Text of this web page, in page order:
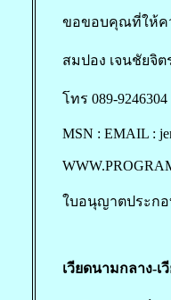
ขอขอบคุณที่ให้ค
สมปอง เจนชัยจิต
โทร 089-9246304
MSN : EMAIL :
ใบอนุญาตประกอ
เวียดนามกลาง-เ